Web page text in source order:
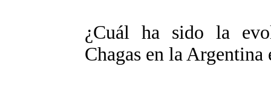
¿Cuál ha sido la
Chagas en la Argentina